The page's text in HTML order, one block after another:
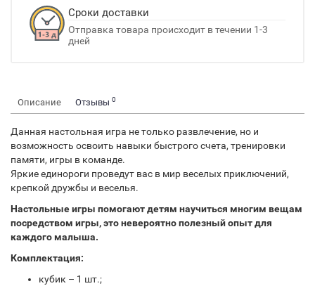
Сроки доставки
Отправка товара происходит в течении 1-3
дней
Описание Отзывы 0
Данная настольная игра не только развлечение, но и
возможность освоить навыки быстрого счета, тренировки
памяти, игры в команде.
Яркие единороги проведут вас в мир веселых приключений,
крепкой дружбы и веселья.
Настольные игры помогают детям научиться многим вещам
посредством игры, это невероятно полезный опыт для
каждого малыша.
Комплектация:
кубик – 1 шт.;